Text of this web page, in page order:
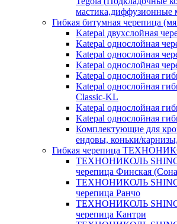
мастика,диффузионные
Гибкая битумная черепица
Katepal двухслойная
Katepal однослойная
Katepal однослойная
Katepal однослойная
Katepal однослойная
Katepal однослойная
Classic-KL
Katepal однослойная
Katepal однослойная
Комплектующие для
ендовы, коньки/
Гибкая черепица
ТЕХНОНИКОЛЬ
черепица Финская
ТЕХНОНИКОЛЬ
черепица Ранчо
ТЕХНОНИКОЛЬ
черепица Кантри